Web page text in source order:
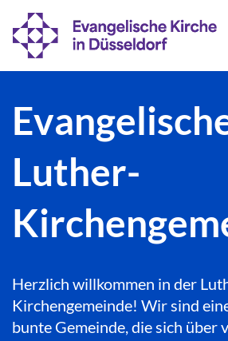
Luther-
Herzlich willkommen in der
Kirchengemeinde! Wir sind
bunte Gemeinde, die sich über